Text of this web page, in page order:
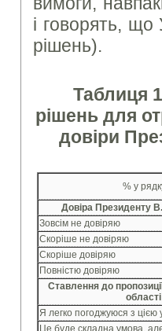
і говорять, що
рішень).
Таблиця
рішень для
довіри
% у
Довіра Президенту
Зовсім не довіряю
Скоріше не довіряю
Скоріше довіряю
Повністю довіряю
Ставлення до
області
Я легко погоджуюся з цією
Це буде складна умова,